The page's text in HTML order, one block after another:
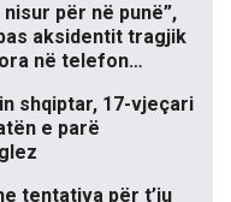
për në punë”,
aksidentit tragjik
në telefon…
shqiptar, 17-vjeçari
e parë
tentativa për t’iu